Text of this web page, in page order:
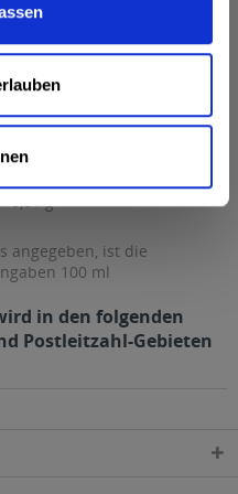
0,06 g
0,01 g
6,2 g
6,2 g
0 g
0,01 g
angegeben, ist die
100 ml
in den folgenden
Postleitzahl-Gebieten